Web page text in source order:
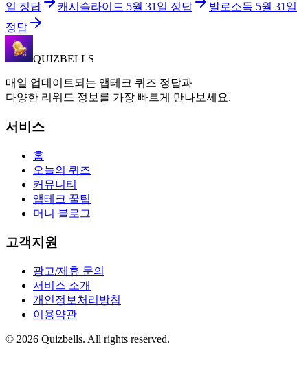
일 정답 캐시슬라이드 5월 31일 정답 발로소득 5월 31일
정답
QUIZBELLS
매일 업데이트되는 앱테크 퀴즈 정답과
다양한 리워드 정보를 가장 빠르게 만나보세요.
서비스
홈
오늘의 퀴즈
커뮤니티
앱테크 꿀팁
머니 블로그
고객지원
광고/제휴 문의
서비스 소개
개인정보처리방침
이용약관
© 2026 Quizbells. All rights reserved.